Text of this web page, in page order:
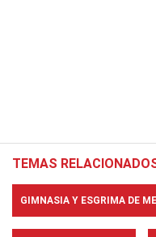
TEMAS
GIMNASIA Y ESGRIMA DE